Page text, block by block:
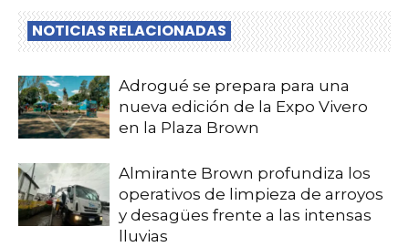
NOTICIAS RELACIONADAS
Adrogué se prepara para una
nueva edición de la Expo Vivero
en la Plaza Brown
Almirante Brown profundiza los
operativos de limpieza de arroyos
y desagües frente a las intensas
lluvias